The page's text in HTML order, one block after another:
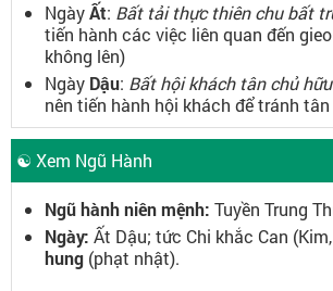
NgàyẤt: Bất tải thực thiên chu bất
tiến hành các việc liên quan đến
không lên)
Ngày Dậu: Bất hội khách tân chủ
nên tiến hành hội khách để tránh
☯ Xem Ngũ Hành
Ngũ hành niên mệnh: Tuyền Trung
Ngày: Ất Dậu; tức Chi khắc Can
hung (phạt nhật).